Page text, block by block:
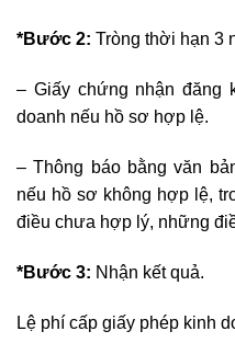
*Bước 2: Tròng thời hạn 3
– Giấy chứng nhận đăng
doanh nếu hồ sơ hợp lệ.
– Thông báo bằng văn
nếu hồ sơ không hợp lệ,
điều chưa hợp lý, những
*Bước 3: Nhận kết quả.
Lệ phí cấp giấy phép kinh